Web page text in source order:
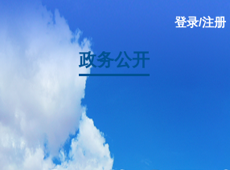
登录/注册
政务公开